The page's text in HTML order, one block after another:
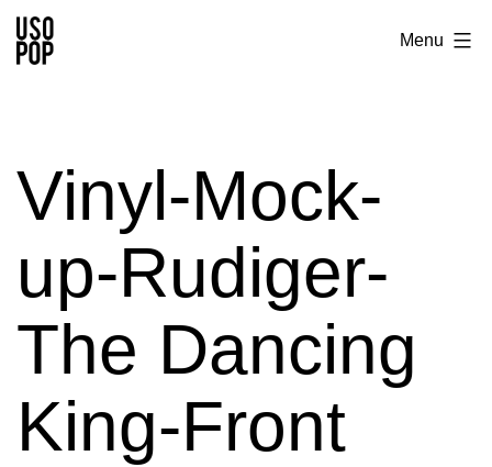
Aller
au
Usopop
Label
Menu
Vinyl-Mock-
up-Rudiger-
The Dancing
King-Front